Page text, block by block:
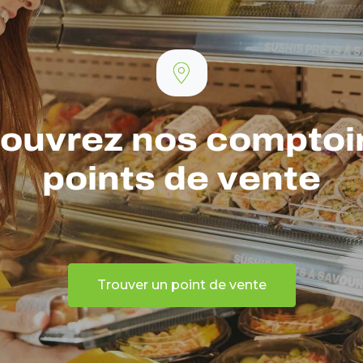
nos
points de vente
Trouver un point de vente